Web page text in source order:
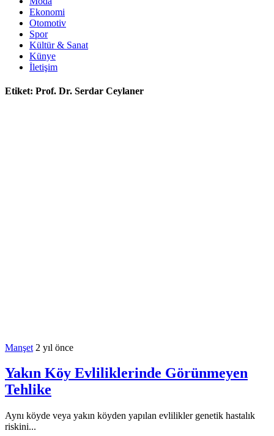
Ekonomi
Otomotiv
Spor
Kültür & Sanat
Künye
İletişim
Etiket: Prof. Dr. Serdar Ceylaner
Manşet 2 yıl önce
Yakın Köy Evliliklerinde Görünmeyen
Tehlike
Aynı köyde veya yakın köyden yapılan evlilikler genetik hastalık
riskini...